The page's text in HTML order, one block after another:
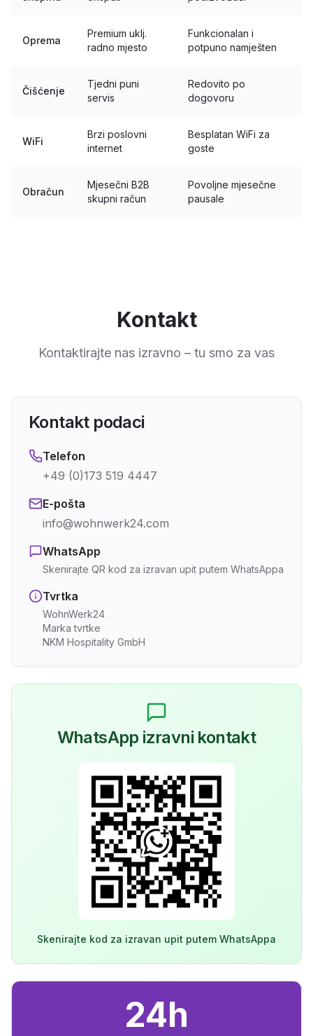
Oprema
Premium uklj.
radno mjesto
Funkcionalan i
potpuno namješten
Čišćenje
Tjedni puni
servis
Redovito po
dogovoru
WiFi
Brzi poslovni
internet
Besplatan WiFi za
goste
Obračun
Mjesečni B2B
skupni račun
Povoljne mjesečne
pausale
Kontakt
Kontaktirajte nas izravno – tu smo za vas
Kontakt podaci
Telefon
+49 (0)173 519 4447
E-pošta
info@wohnwerk24.com
WhatsApp
Skenirajte QR kod za izravan upit putem WhatsAppa
Tvrtka
WohnWerk24
Marka tvrtke
NKM Hospitality GmbH
WhatsApp izravni kontakt
Skenirajte kod za izravan upit putem WhatsAppa
24h